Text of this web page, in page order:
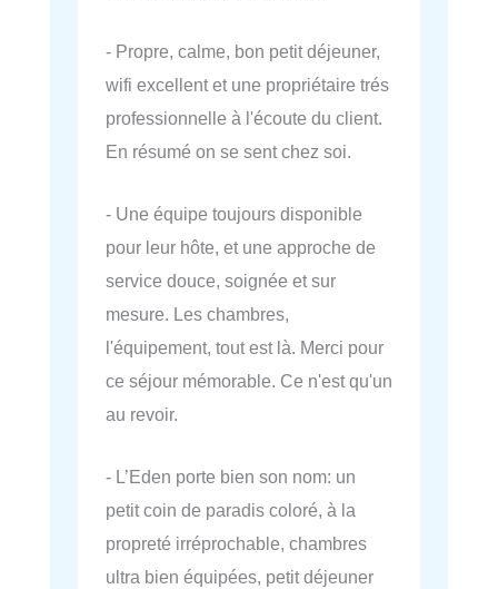
- Propre, calme, bon petit déjeuner,
wifi excellent et une propriétaire trés
professionnelle à l'écoute du client.
En résumé on se sent chez soi.
- Une équipe toujours disponible
pour leur hôte, et une approche de
service douce, soignée et sur
mesure. Les chambres,
l'équipement, tout est là. Merci pour
ce séjour mémorable. Ce n'est qu'un
au revoir.
- L’Eden porte bien son nom: un
petit coin de paradis coloré, à la
propreté irréprochable, chambres
ultra bien équipées, petit déjeuner